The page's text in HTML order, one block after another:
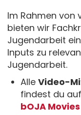
Im Rahmen von
bieten wir
Jugendarbeit
Inputs zu
Jugendarbeit.
Alle Video-
findest du
bOJA Movies